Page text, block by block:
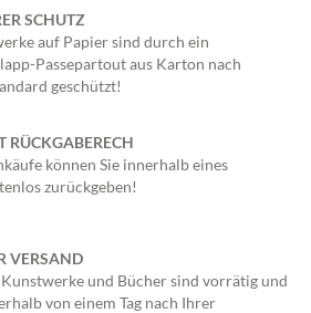
SCHUTZ
auf Papier sind durch ein
Passepartout aus Karton nach
geschützt!
RÜCKGABERECH
können Sie innerhalb eines
zurückgeben!
VERSAND
und Bücher sind vorrätig und
von einem Tag nach Ihrer